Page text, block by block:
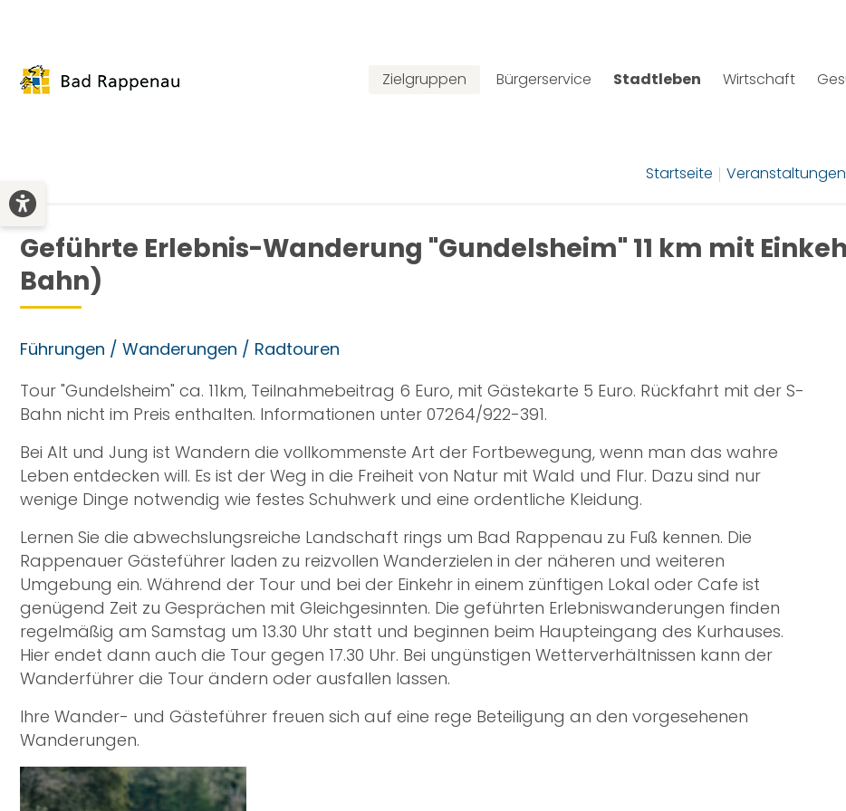
Zielgruppen Bürgerservice Stadtleben Wirtschaft
Startseite Veranstaltungen
Geführte Erlebnis-Wanderung "Gundelsheim" 11 km mit
Bahn)
Führungen / Wanderungen / Radtouren
Tour "Gundelsheim" ca. 11km, Teilnahmebeitrag 6 Euro, mit Gästekarte 5 Euro. Rückfahrt mit der S-
Bahn nicht im Preis enthalten. Informationen unter 07264/922-391.
Bei Alt und Jung ist Wandern die vollkommenste Art der Fortbewegung, wenn man das wahre
Leben entdecken will. Es ist der Weg in die Freiheit von Natur mit Wald und Flur. Dazu sind nur
wenige Dinge notwendig wie festes Schuhwerk und eine ordentliche Kleidung.
Lernen Sie die abwechslungsreiche Landschaft rings um Bad Rappenau zu Fuß kennen. Die
Rappenauer Gästeführer laden zu reizvollen Wanderzielen in der näheren und weiteren
Umgebung ein. Während der Tour und bei der Einkehr in einem zünftigen Lokal oder Cafe ist
genügend Zeit zu Gesprächen mit Gleichgesinnten. Die geführten Erlebniswanderungen finden
regelmäßig am Samstag um 13.30 Uhr statt und beginnen beim Haupteingang des Kurhauses.
Hier endet dann auch die Tour gegen 17.30 Uhr. Bei ungünstigen Wetterverhältnissen kann der
Wanderführer die Tour ändern oder ausfallen lassen.
Ihre Wander- und Gästeführer freuen sich auf eine rege Beteiligung an den vorgesehenen
Wanderungen.